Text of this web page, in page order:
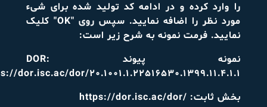
را وارد کرده و در ادامه کد تولید شده برای شیء
مورد نظر را اضافه نمایید. سپس روی "OK" کلیک
نمایید. فرمت نمونه به شرح زیر است:
نمونه پیوند DOR:
dor.isc.ac/dor/20.1001.1.22516530.1399.11.4.1.1
بخش ثابت: https://dor.isc.ac/dor/